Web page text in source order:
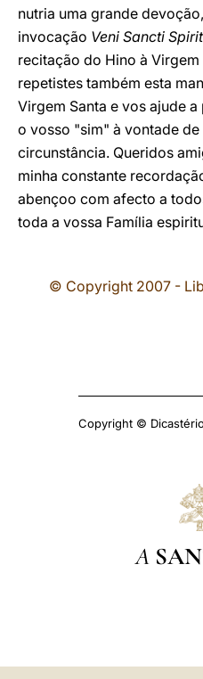
nutria uma grande
invocação Veni Sancti
recitação do Hino à
repetistes também esta
Virgem Santa e vos ajude
o vosso "sim" à vontade
circunstância. Queridos
minha constante
abençoo com afecto a
toda a vossa Família
© Copyright 2007 -
Copyright ©
A